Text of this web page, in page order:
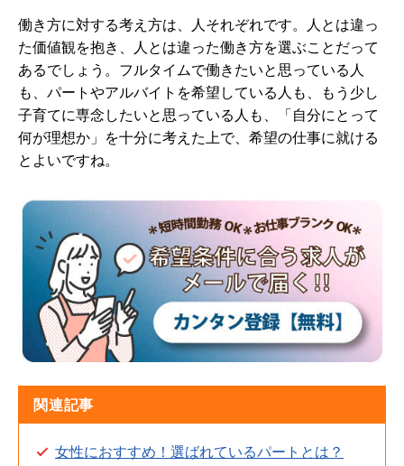
働き方に対する考え方は、人それぞれです。人とは違っ
た価値観を抱き、人とは違った働き方を選ぶことだって
あるでしょう。フルタイムで働きたいと思っている人
も、パートやアルバイトを希望している人も、もう少し
子育てに専念したいと思っている人も、「自分にとって
何が理想か」を十分に考えた上で、希望の仕事に就ける
とよいですね。
関連記事
女性におすすめ！選ばれているパートとは？